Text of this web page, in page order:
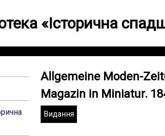
«Історична
Allgemeine Moden-
Magazin in Miniatur.
Видання